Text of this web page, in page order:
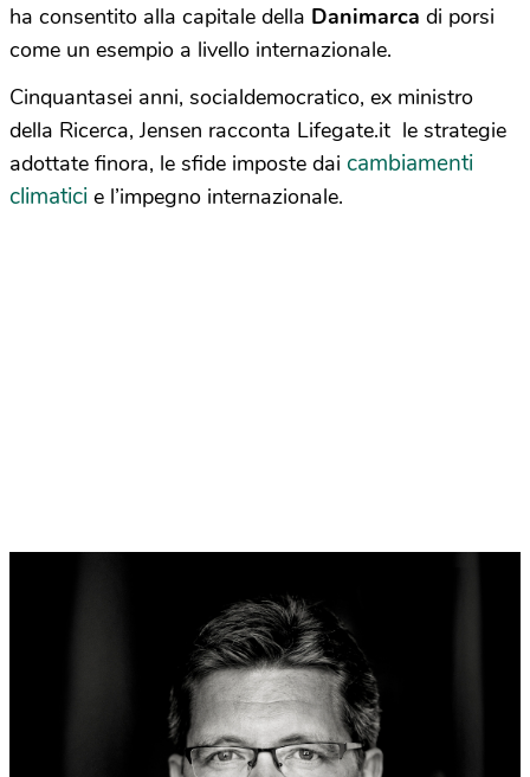
ha consentito alla capitale della Danimarca di porsi
come un esempio a livello internazionale.
Cinquantasei anni, socialdemocratico, ex ministro
della Ricerca, Jensen racconta Lifegate.it le strategie
adottate finora, le sfide imposte dai cambiamenti
climatici e l’impegno internazionale.